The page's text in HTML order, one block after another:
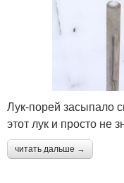
Лук-порей засыпало
этот лук и просто не
читать дальше →